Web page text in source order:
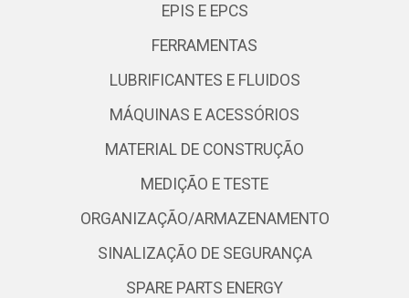
EPIS E EPCS
FERRAMENTAS
LUBRIFICANTES E FLUIDOS
MÁQUINAS E ACESSÓRIOS
MATERIAL DE CONSTRUÇÃO
MEDIÇÃO E TESTE
ORGANIZAÇÃO/ARMAZENAMENTO
SINALIZAÇÃO DE SEGURANÇA
SPARE PARTS ENERGY